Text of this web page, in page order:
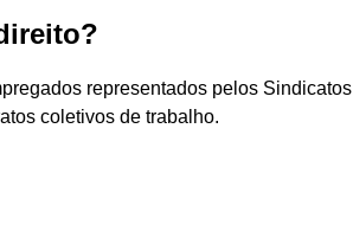
representados pelos Sindicatos
coletivos de trabalho.